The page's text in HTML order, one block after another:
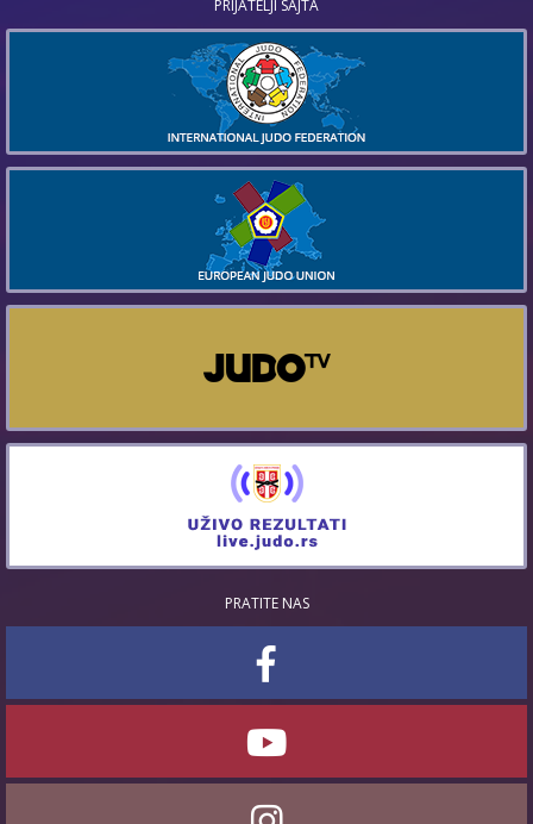
PRIJATELJI SAJTA
PRATITE NAS